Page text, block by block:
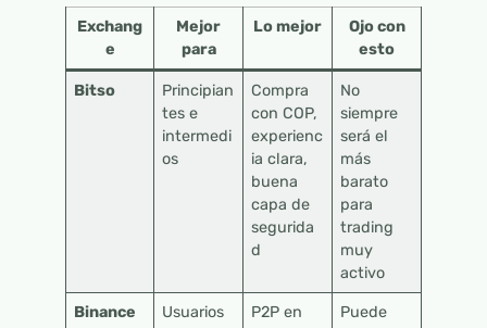
Exchang
e
Mejor
para
Lo mejor
Ojo con
esto
Bitso
Principian
tes e
intermedi
os
Compra
con COP,
experienc
ia clara,
buena
capa de
segurida
d
No
siempre
será el
más
barato
para
trading
muy
activo
Binance
Usuarios
P2P en
Puede